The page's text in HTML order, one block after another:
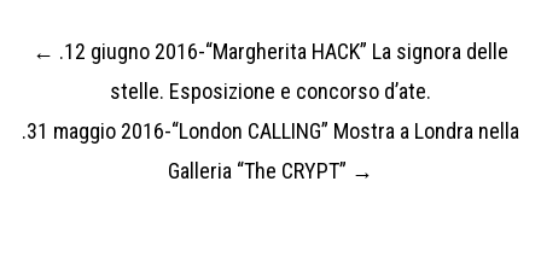
Post
navigation
← .12 giugno 2016-“Margherita HACK” La signora delle
stelle. Esposizione e concorso d’ate.
.31 maggio 2016-“London CALLING” Mostra a Londra nella
Galleria “The CRYPT” →